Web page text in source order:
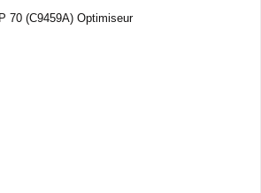
70 (C9459A) Optimiseur